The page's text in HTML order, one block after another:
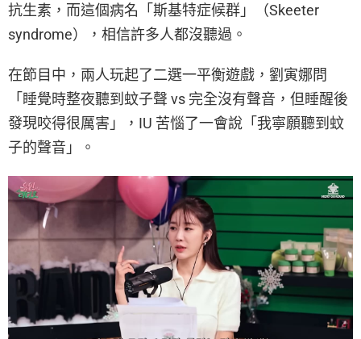
抗生素，而這個病名「斯基特症候群」（Skeeter
syndrome），相信許多人都沒聽過。
在節目中，兩人玩起了二選一平衡遊戲，劉寅娜問
「睡覺時整夜聽到蚊子聲 vs 完全沒有聲音，但睡醒後
發現咬得很厲害」，IU 苦惱了一會說「我寧願聽到蚊
子的聲音」。